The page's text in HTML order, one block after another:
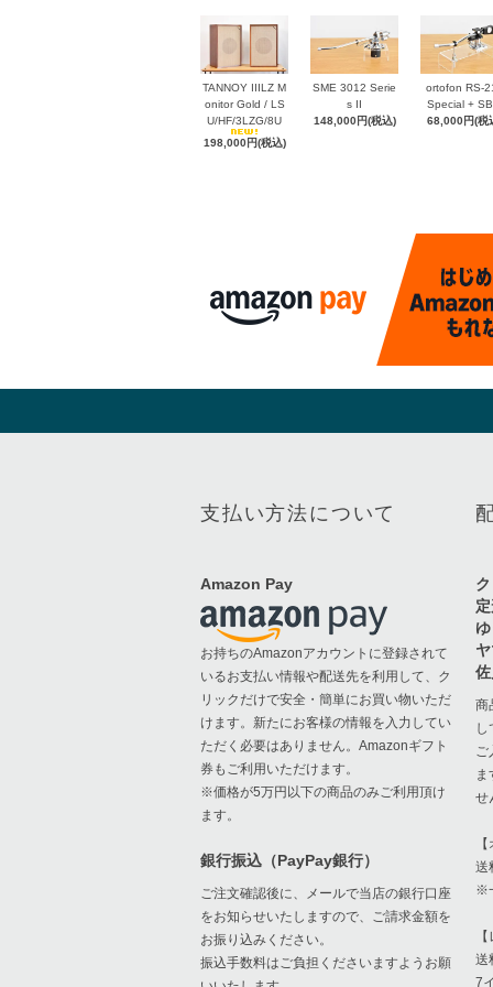
オンラインショップ、ヤフオクともに
画像サイズと文字サイズを変更。もっ
と早く調整しておけば良かった
@uraraka 2026年7月13日 15:55
な。てか国際電話全部拒否する設定と
かあるのかと思ったら、ない。個別に
ブロックしなくてはならないなんて
@uraraka 2026年7月11日 13:25
@uraraka 2026年7月11日 10:30
ましょう。
@uraraka 2026年7月6日 12:47
ROKSAN K3をアップ。音に対して中古
相場が安すぎなんですよね。倍はして
いい気がするけどなぁ。質と値段が比
例しないのもまあオーディオの面白い
ところでもありますけどね
Harbeth HL-P3ES-2 アップしました。
そのままですがまさにハーベス風LS3/5
aという感じ。ロジャースの密度の濃い
音もよいですが、こちらはより外へ開
放的に明るく。箱鳴りの良さも活かし
つつ定位とのバランスも良いですね
TANNOY IIILZ M
onitor Gold / LS
U/HF/3LZG/8U
198,000円(税込)
SME 3012 Serie
s II
148,000円(税込)
ortofon RS-
Special +
68,000円(税
支払い方法について
Amazon Pay
お持ちのAmazonアカウントに登録されて
いるお支払い情報や配送先を利用して、ク
リックだけで安全・簡単にお買い物いただ
けます。新たにお客様の情報を入力してい
ただく必要はありません。Amazonギフト
券もご利用いただけます。
※価格が5万円以下の商品のみご利用頂け
ます。
銀行振込（PayPay銀行）
ご注文確認後に、メールで当店の銀行口座
をお知らせいたしますので、ご請求金額を
お振り込みください。
振込手数料はご負担くださいますようお願
商
し
ご
ま
せ
送
※
送
7